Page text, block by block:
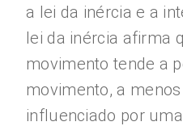
a lei da inércia e a
lei da inércia afirma
movimento tende a
movimento, a
influenciado por